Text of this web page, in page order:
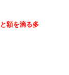
額を滴る多